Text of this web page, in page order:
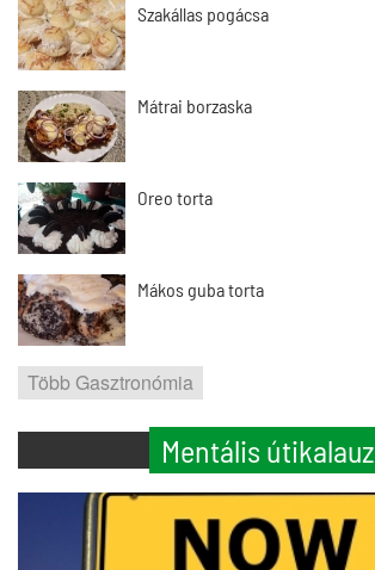
Szakállas pogácsa
Mátrai borzaska
Oreo torta
Mákos guba torta
Több Gasztronómia
Mentális útikalauz